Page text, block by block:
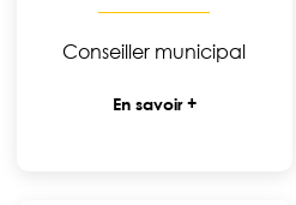
Conseiller municipal
En savoir +